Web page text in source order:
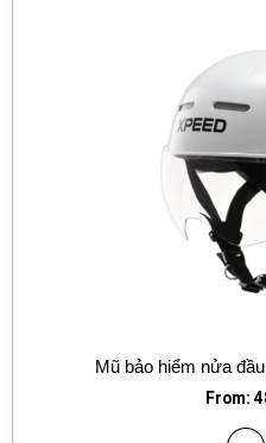
Mũ bảo hiểm nửa
From: